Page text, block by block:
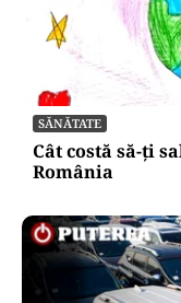
SĂNĂTATE
Cât costă să-ți
România